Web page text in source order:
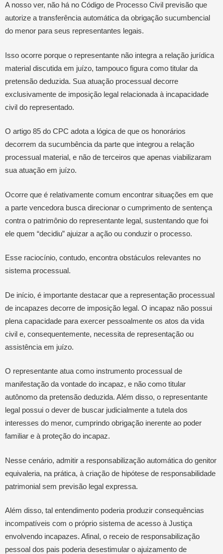
A nosso ver, não há no Código de Processo Civil previsão que
autorize a transferência automática da obrigação sucumbencial
do menor para seus representantes legais.
Isso ocorre porque o representante não integra a relação jurídica
material discutida em juízo, tampouco figura como titular da
pretensão deduzida. Sua atuação processual decorre
exclusivamente de imposição legal relacionada à incapacidade
civil do representado.
O artigo 85 do CPC adota a lógica de que os honorários
decorrem da sucumbência da parte que integrou a relação
processual material, e não de terceiros que apenas viabilizaram
sua atuação em juízo.
Ocorre que é relativamente comum encontrar situações em que
a parte vencedora busca direcionar o cumprimento de sentença
contra o patrimônio do representante legal, sustentando que foi
ele quem “decidiu” ajuizar a ação ou conduzir o processo.
Esse raciocínio, contudo, encontra obstáculos relevantes no
sistema processual.
De início, é importante destacar que a representação processual
de incapazes decorre de imposição legal. O incapaz não possui
plena capacidade para exercer pessoalmente os atos da vida
civil e, consequentemente, necessita de representação ou
assistência em juízo.
O representante atua como instrumento processual de
manifestação da vontade do incapaz, e não como titular
autônomo da pretensão deduzida. Além disso, o representante
legal possui o dever de buscar judicialmente a tutela dos
interesses do menor, cumprindo obrigação inerente ao poder
familiar e à proteção do incapaz.
Nesse cenário, admitir a responsabilização automática do genitor
equivaleria, na prática, à criação de hipótese de responsabilidade
patrimonial sem previsão legal expressa.
Além disso, tal entendimento poderia produzir consequências
incompatíveis com o próprio sistema de acesso à Justiça
envolvendo incapazes. Afinal, o receio de responsabilização
pessoal dos pais poderia desestimular o ajuizamento de